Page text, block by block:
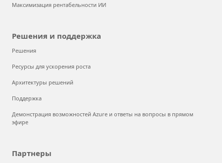
Максимизация рентабельности ИИ
Решения и поддержка
Решения
Ресурсы для ускорения роста
Архитектуры решений
Поддержка
Демонстрация возможностей Azure и ответы на вопросы в прямом
эфире
Партнеры